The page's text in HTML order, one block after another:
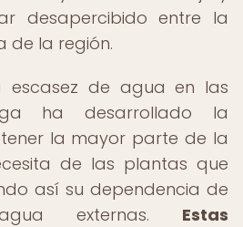
desapercibido entre la
de la región.
escasez de agua en las
ha desarrollado la
la mayor parte de la
de las plantas que
así su dependencia de
externas. Estas